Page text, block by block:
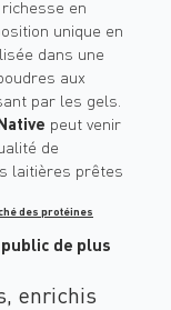
en
unique en
dans une
aux
par les gels.
peut venir
de
laitières prêtes
des protéines
de plus
, enrichis